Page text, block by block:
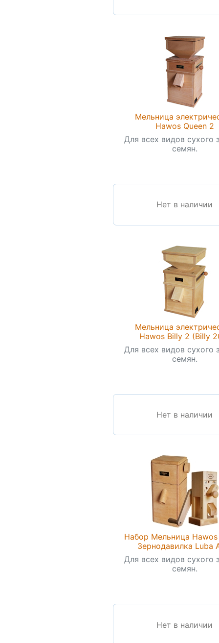
Мельница
Hawos Queen 2
Для всех видов сухого
семян.
Нет в наличии
Мельница
Hawos Billy 2 (Billy
Для всех видов сухого
семян.
Нет в наличии
Набор Мельница Hawos
Зернодавилка Luba
Для всех видов сухого
семян.
Нет в наличии